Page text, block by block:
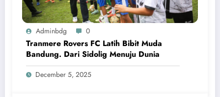
Adminbdg 0
Tranmere Rovers FC Latih Bibit Muda
Bandung. Dari Sidolig Menuju Dunia
December 5, 2025